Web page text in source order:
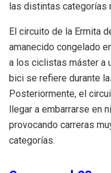
las distintas categorías
El circuito de la Ermita
amanecido congelado
a los ciclistas máster a
bici se refiere durante
Posteriormente, el
llegar a embarrarse en
provocando carreras
categorías.